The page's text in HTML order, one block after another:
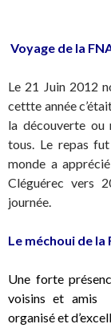
Voyage de la
Le 21 Juin 2012
cettte année
la découverte ou
tous. Le repas
monde a
Cléguérec vers
journée.
Le méchoui de
Une forte
voisins et amis
organisé et